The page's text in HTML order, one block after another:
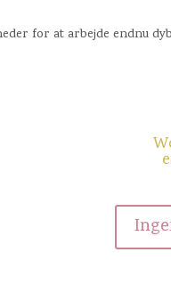
for at arbejde endnu